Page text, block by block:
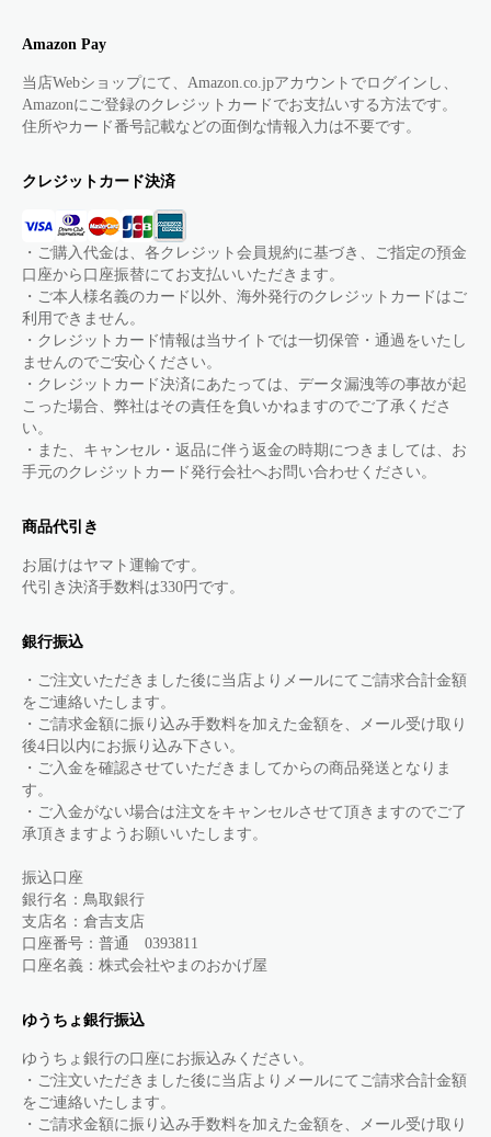
Amazon Pay
当店Webショップにて、Amazon.co.jpアカウントでログインし、
Amazonにご登録のクレジットカードでお支払いする方法です。
住所やカード番号記載などの面倒な情報入力は不要です。
クレジットカード決済
・ご購入代金は、各クレジット会員規約に基づき、ご指定の預金
口座から口座振替にてお支払いいただきます。
・ご本人様名義のカード以外、海外発行のクレジットカードはご
利用できません。
・クレジットカード情報は当サイトでは一切保管・通過をいたし
ませんのでご安心ください。
・クレジットカード決済にあたっては、データ漏洩等の事故が起
こった場合、弊社はその責任を負いかねますのでご了承くださ
い。
・また、キャンセル・返品に伴う返金の時期につきましては、お
手元のクレジットカード発行会社へお問い合わせください。
商品代引き
お届けはヤマト運輸です。
代引き決済手数料は330円です。
銀行振込
・ご注文いただきました後に当店よりメールにてご請求合計金額
をご連絡いたします。
・ご請求金額に振り込み手数料を加えた金額を、メール受け取り
後4日以内にお振り込み下さい。
・ご入金を確認させていただきましてからの商品発送となりま
す。
・ご入金がない場合は注文をキャンセルさせて頂きますのでご了
承頂きますようお願いいたします。
振込口座
銀行名：鳥取銀行
支店名：倉吉支店
口座番号：普通 0393811
口座名義：株式会社やまのおかげ屋
ゆうちょ銀行振込
ゆうちょ銀行の口座にお振込みください。
・ご注文いただきました後に当店よりメールにてご請求合計金額
をご連絡いたします。
・ご請求金額に振り込み手数料を加えた金額を、メール受け取り